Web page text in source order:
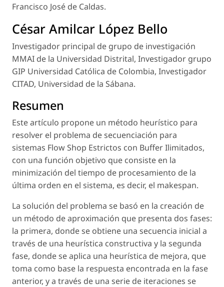
Francisco José de Caldas.
César Amilcar López Bello
Investigador principal de grupo de investigación
MMAI de la Universidad Distrital, Investigador grupo
GIP Universidad Católica de Colombia, Investigador
CITAD, Universidad de la Sábana.
Resumen
Este artículo propone un método heurístico para
resolver el problema de secuenciación para
sistemas Flow Shop Estrictos con Buffer Ilimitados,
con una función objetivo que consiste en la
minimización del tiempo de procesamiento de la
última orden en el sistema, es decir, el makespan.
La solución del problema se basó en la creación de
un método de aproximación que presenta dos fases:
la primera, donde se obtiene una secuencia inicial a
través de una heurística constructiva y la segunda
fase, donde se aplica una heurística de mejora, que
toma como base la respuesta encontrada en la fase
anterior, y a través de una serie de iteraciones se